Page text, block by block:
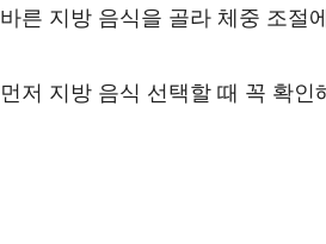
바른 지방 음식을 골라 체중 조절
먼저 지방 음식 선택할 때 꼭 확